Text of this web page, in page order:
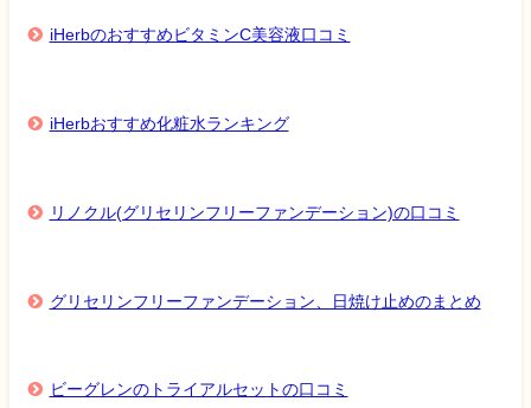
iHerbのおすすめビタミンC美容液口コミ
iHerbおすすめ化粧水ランキング
リノクル(グリセリンフリーファンデーション)の口コミ
グリセリンフリーファンデーション、日焼け止めのまとめ
ビーグレンのトライアルセットの口コミ